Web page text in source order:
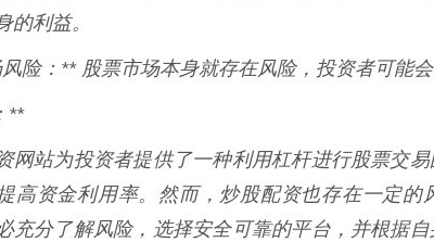
的利益。
险：** 股票市场本身就存在风险，投资者可能
**
网站为投资者提供了一种利用杠杆进行股票交
高资金利用率。然而，炒股配资也存在一定的
充分了解风险，选择安全可靠的平台，并根据自